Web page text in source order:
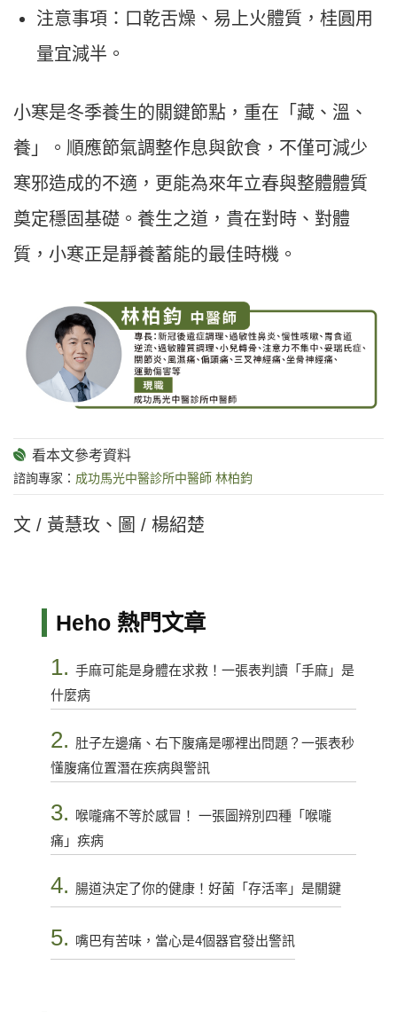
注意事項：口乾舌燥、易上火體質，桂圓用
量宜減半。
小寒是冬季養生的關鍵節點，重在「藏、溫、
養」。順應節氣調整作息與飲食，不僅可減少
寒邪造成的不適，更能為來年立春與整體體質
奠定穩固基礎。養生之道，貴在對時、對體
質，小寒正是靜養蓄能的最佳時機。
諮詢專家： 成功馬光中醫診所中醫師 林柏鈞
文 / 黃慧玫、圖 / 楊紹楚
Heho 熱門文章
1. 手麻可能是身體在求救！一張表判讀「手麻」是
什麼病
2. 肚子左邊痛、右下腹痛是哪裡出問題？一張表秒
懂腹痛位置潛在疾病與警訊
3.
喉嚨痛不等於感冒！ 一張圖辨別四種「喉嚨
痛」疾病
4. 腸道決定了你的健康！好菌「存活率」是關鍵
5. 嘴巴有苦味，當心是4個器官發出警訊